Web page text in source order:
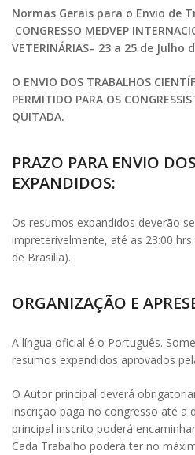
Normas Gerais para o Envio de
CONGRESSO MEDVEP
VETERINÁRIAS– 23 a 25 de Julho
O ENVIO DOS TRABALHOS
PERMITIDO PARA OS
QUITADA.
PRAZO PARA ENVIO
EXPANDIDOS:
Os resumos expandidos deverão
impreterivelmente, até as 23:00
de Brasília).
ORGANIZAÇÃO E
A língua oficial é o Português.
resumos expandidos aprovados
O Autor principal deverá
inscrição paga no congresso até a
principal inscrito poderá
Cada Trabalho poderá ter no